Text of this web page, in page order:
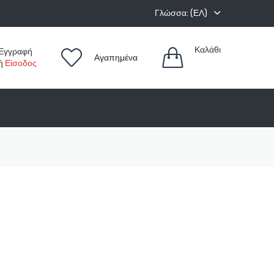
Γλώσσα: (ΕΛ)
Είσοδος
Αγαπημένα
Καλάθι